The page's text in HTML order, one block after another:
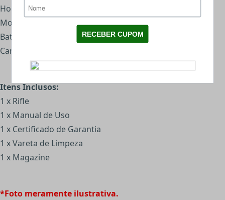
Hop Up: Ajustável BAXS System
Modo de Disparo: Semi automatico e full Automático
Bateria: Acompanha
Carregador: 220v
Itens Inclusos:
1 x Rifle
1 x Manual de Uso
1 x Certificado de Garantia
1 x Vareta de Limpeza
1 x Magazine
*Foto meramente ilustrativa.